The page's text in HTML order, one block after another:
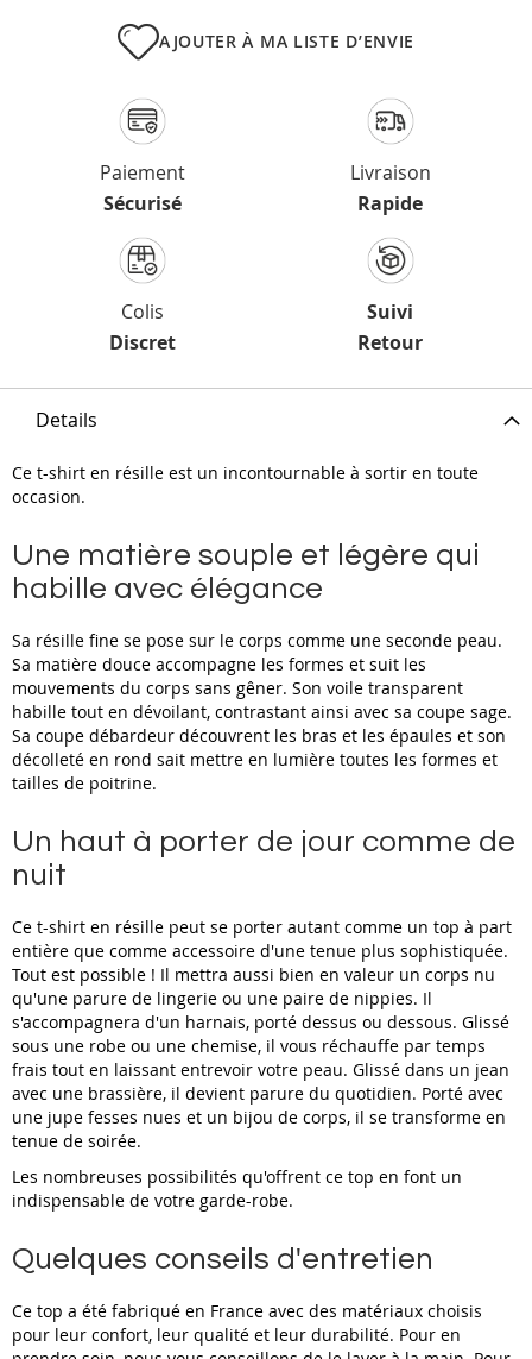
AJOUTER À MA LISTE D’ENVIE
Paiement
Sécurisé
Livraison
Rapide
Colis
Discret
Suivi
Retour
Details
Ce t-shirt en résille est un incontournable à sortir en toute
occasion.
Une matière souple et légère qui
habille avec élégance
Sa résille fine se pose sur le corps comme une seconde peau.
Sa matière douce accompagne les formes et suit les
mouvements du corps sans gêner. Son voile transparent
habille tout en dévoilant, contrastant ainsi avec sa coupe sage.
Sa coupe débardeur découvrent les bras et les épaules et son
décolleté en rond sait mettre en lumière toutes les formes et
tailles de poitrine.
Un haut à porter de jour comme de
nuit
Ce t-shirt en résille peut se porter autant comme un top à part
entière que comme accessoire d'une tenue plus sophistiquée.
Tout est possible ! Il mettra aussi bien en valeur un corps nu
qu'une parure de lingerie ou une paire de nippies. Il
s'accompagnera d'un harnais, porté dessus ou dessous. Glissé
sous une robe ou une chemise, il vous réchauffe par temps
frais tout en laissant entrevoir votre peau. Glissé dans un jean
avec une brassière, il devient parure du quotidien. Porté avec
une jupe fesses nues et un bijou de corps, il se transforme en
tenue de soirée.
Les nombreuses possibilités qu'offrent ce top en font un
indispensable de votre garde-robe.
Quelques conseils d'entretien
Ce top a été fabriqué en France avec des matériaux choisis
pour leur confort, leur qualité et leur durabilité. Pour en